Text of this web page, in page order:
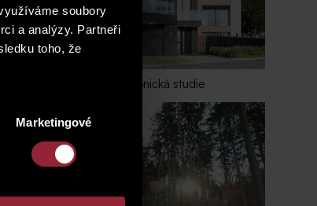
soubory
a analýzy. Partneři
toho, že
Marketingové
Architektonická studie